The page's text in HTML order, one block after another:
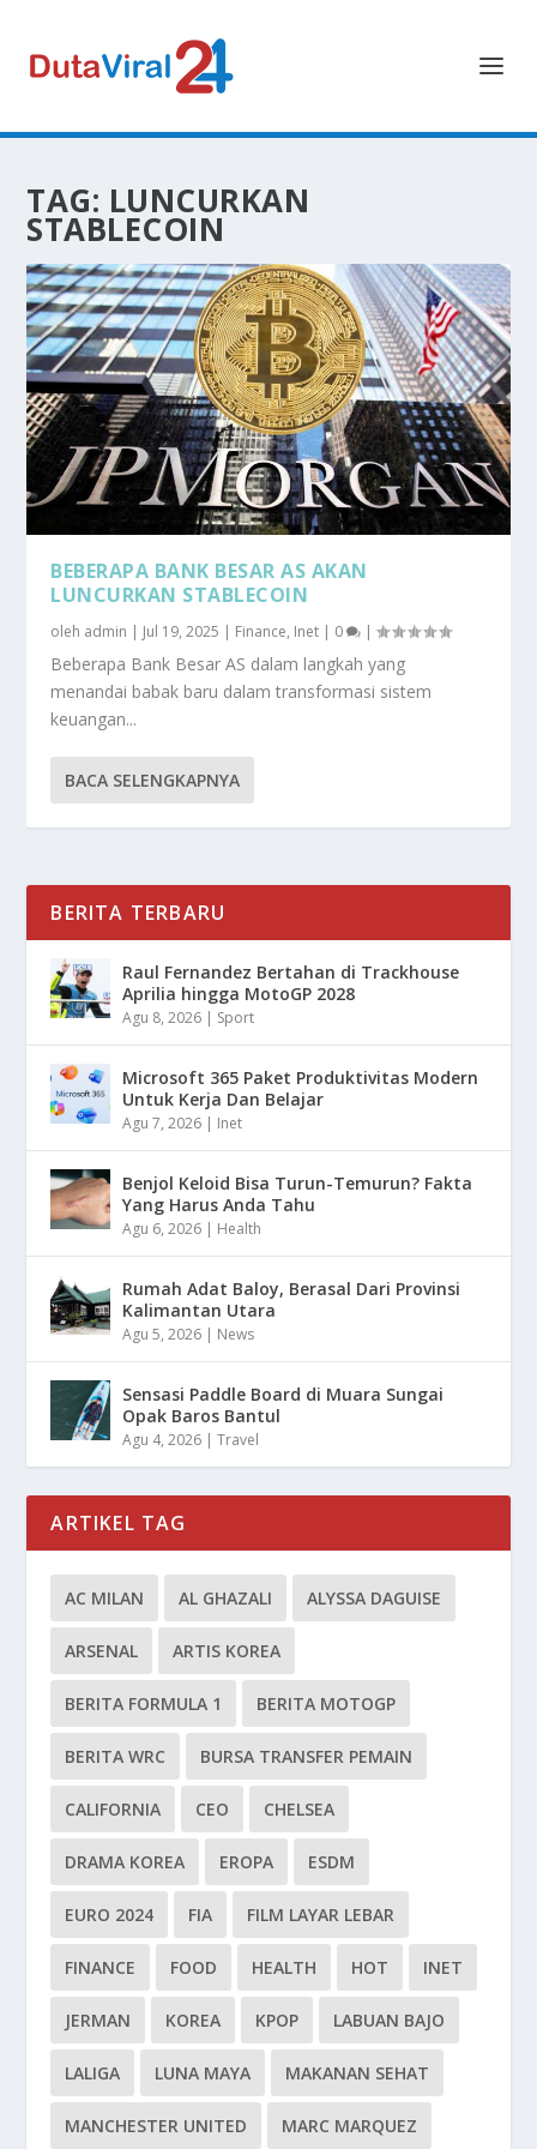
TAG: LUNCURKAN
STABLECOIN
BEBERAPA BANK BESAR AS AKAN
LUNCURKAN STABLECOIN
oleh admin | Jul 19, 2025 | Finance, Inet | 0 |
Beberapa Bank Besar AS dalam langkah yang
menandai babak baru dalam transformasi sistem
keuangan...
BACA SELENGKAPNYA
BERITA TERBARU
Raul Fernandez Bertahan di Trackhouse
Aprilia hingga MotoGP 2028
Agu 8, 2026 | Sport
Microsoft 365 Paket Produktivitas Modern
Untuk Kerja Dan Belajar
Agu 7, 2026 | Inet
Benjol Keloid Bisa Turun-Temurun? Fakta
Yang Harus Anda Tahu
Agu 6, 2026 | Health
Rumah Adat Baloy, Berasal Dari Provinsi
Kalimantan Utara
Agu 5, 2026 | News
Sensasi Paddle Board di Muara Sungai
Opak Baros Bantul
Agu 4, 2026 |Travel
ARTIKEL TAG
AC MILAN AL GHAZALI ALYSSA DAGUISE
ARSENAL ARTIS KOREA
BERITA FORMULA 1 BERITA MOTOGP
BERITA WRC BURSA TRANSFER PEMAIN
CALIFORNIA CEO CHELSEA
DRAMA KOREA EROPA ESDM
EURO 2024 FIA FILM LAYAR LEBAR
FINANCE FOOD HEALTH HOT INET
JERMAN KOREA KPOP LABUAN BAJO
LALIGA LUNA MAYA MAKANAN SEHAT
MANCHESTER UNITED MARC MARQUEZ